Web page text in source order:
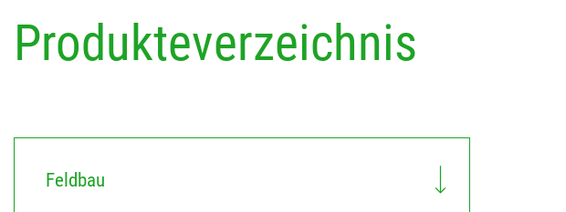
Produkteverzeichnis
Feldbau